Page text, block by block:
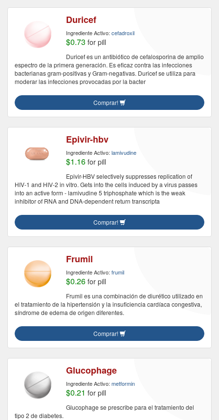
Duricef
Ingrediente Activo: cefadroxil
$0.73 for pill
Duricef es un antibiótico de cefalosporina de amplio
espectro de la primera generación. Es eficaz contra las infecciones
bacterianas gram-positivas y Gram-negativas. Duricef se utiliza para
moderar las infecciones provocadas por la bacter
Comprar!
Epivir-hbv
Ingrediente Activo: lamivudine
$1.16 for pill
Epivir-HBV selectively suppresses replication of
HIV-1 and HIV-2 in vitro. Gets into the cells induced by a virus passes
into an active form - lamivudine 5 triphosphate which is the weak
inhibitor of RNA and DNA-dependent return transcripta
Comprar!
Frumil
Ingrediente Activo: frumil
$0.26 for pill
Frumil es una combinación de diurético utilizado en
el tratamiento de la hipertensión y la insuficiencia cardíaca congestiva,
síndrome de edema de origen diferentes.
Comprar!
Glucophage
Ingrediente Activo: metformin
$0.21 for pill
Glucophage se prescribe para el tratamiento del
tipo 2 de diabetes.